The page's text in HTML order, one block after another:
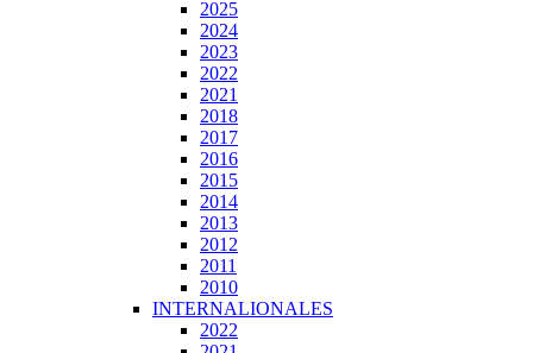
2025
2024
2023
2022
2021
2018
2017
2016
2015
2014
2013
2012
2011
2010
INTERNALIONALES
2022